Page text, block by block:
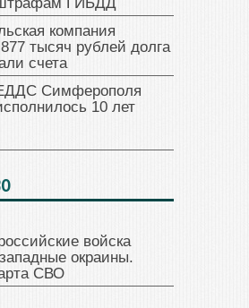
ГИБДД
компания
тысяч рублей долга
счета
Симферополя
10 лет
войска
окраины.
СВО